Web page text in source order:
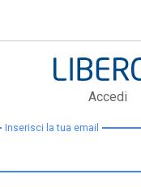
Accedi
Inserisci la tua email